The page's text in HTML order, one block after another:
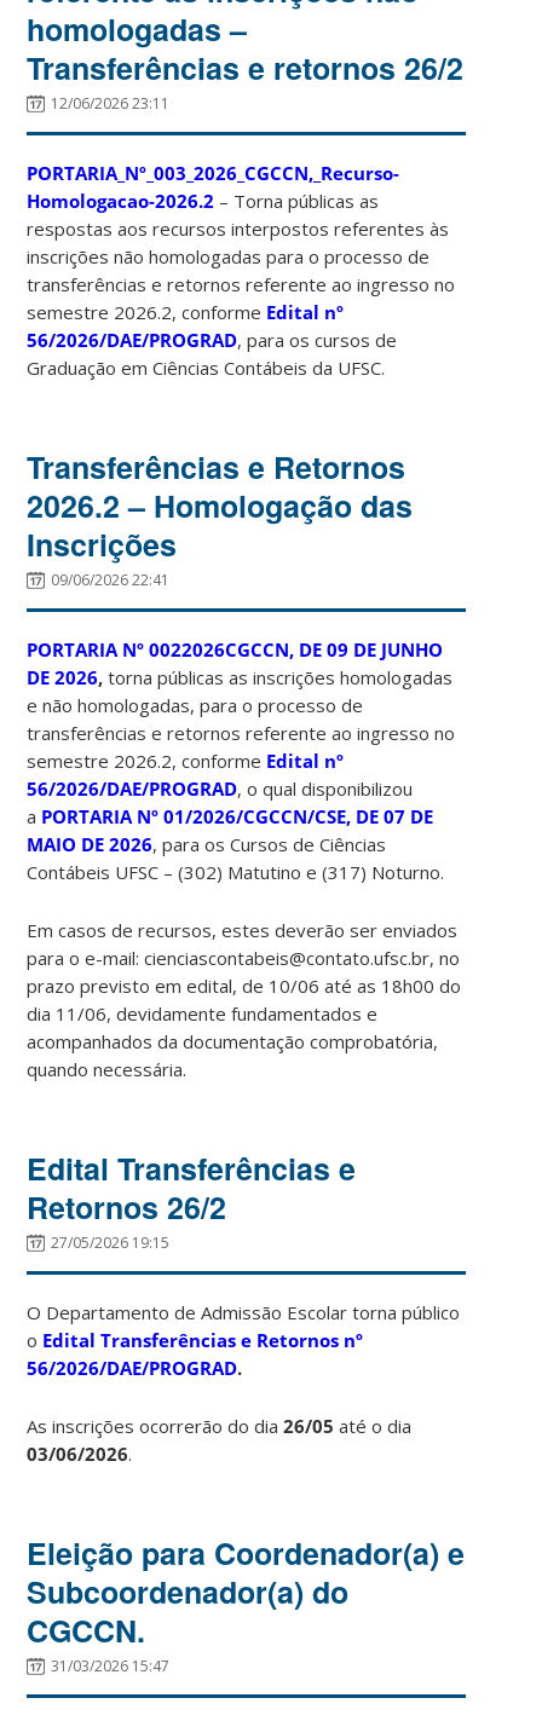
homologadas –
Transferências e retornos 26/2
12/06/2026 23:11
PORTARIA_Nº_003_2026_CGCCN,_Recurso-
Homologacao-2026.2 – Torna públicas as
respostas aos recursos interpostos referentes às
inscrições não homologadas para o processo de
transferências e retornos referente ao ingresso no
semestre 2026.2, conforme Edital nº
56/2026/DAE/PROGRAD, para os cursos de
Graduação em Ciências Contábeis da UFSC.
Transferências e Retornos
2026.2 – Homologação das
Inscrições
09/06/2026 22:41
PORTARIA Nº 0022026CGCCN, DE 09 DE JUNHO
DE 2026,torna públicas as inscrições homologadas
e não homologadas, para o processo de
transferências e retornos referente ao ingresso no
semestre 2026.2, conforme Edital nº
56/2026/DAE/PROGRAD, o qual disponibilizou
a PORTARIA Nº 01/2026/CGCCN/CSE, DE 07 DE
MAIO DE 2026, para os Cursos de Ciências
Contábeis UFSC – (302) Matutino e (317) Noturno.
Em casos de recursos, estes deverão ser enviados
para o e-mail: cienciascontabeis@contato.ufsc.br, no
prazo previsto em edital, de 10/06 até as 18h00 do
dia 11/06, devidamente fundamentados e
acompanhados da documentação comprobatória,
quando necessária.
Edital Transferências e
Retornos 26/2
27/05/2026 19:15
O Departamento de Admissão Escolar torna público
o Edital Transferências e Retornos nº
56/2026/DAE/PROGRAD.
As inscrições ocorrerão do dia26/05 até o dia
03/06/2026.
Eleição para Coordenador(a) e
Subcoordenador(a) do
CGCCN.
31/03/2026 15:47